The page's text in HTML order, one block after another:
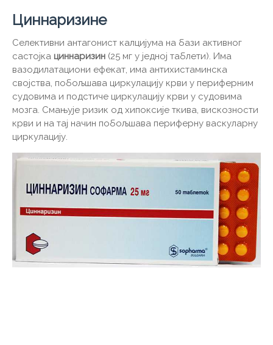
Циннаризине
Селективни антагонист калцијума на бази активног
састојка циннаризин (25 мг у једној таблети). Има
вазодилатациони ефекат, има антихистаминска
својства, побољшава циркулацију крви у периферним
судовима и подстиче циркулацију крви у судовима
мозга. Смањује ризик од хипоксије ткива, вискозности
крви и на тај начин побољшава периферну васкуларну
циркулацију.